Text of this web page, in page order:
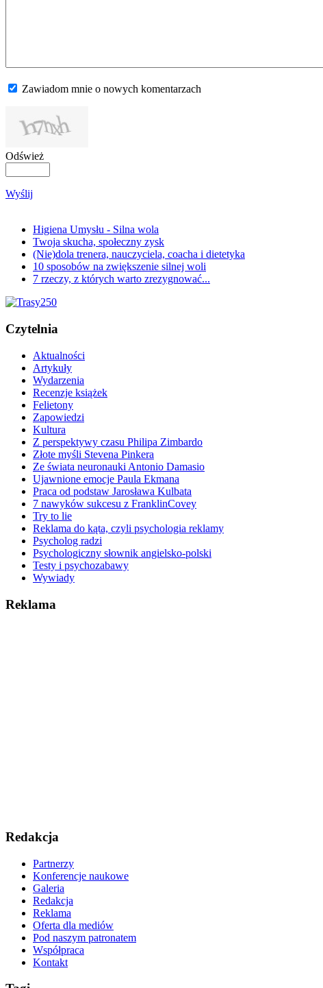
Zawiadom mnie o nowych komentarzach
Odśwież
Wyślij
Higiena Umysłu - Silna wola
Twoja skucha, społeczny zysk
(Nie)dola trenera, nauczyciela, coacha i dietetyka
10 sposobów na zwiększenie silnej woli
7 rzeczy, z których warto zrezygnować...
Czytelnia
Aktualności
Artykuły
Wydarzenia
Recenzje książek
Felietony
Zapowiedzi
Kultura
Z perspektywy czasu Philipa Zimbardo
Złote myśli Stevena Pinkera
Ze świata neuronauki Antonio Damasio
Ujawnione emocje Paula Ekmana
Praca od podstaw Jarosława Kulbata
7 nawyków sukcesu z FranklinCovey
Try to lie
Reklama do kąta, czyli psychologia reklamy
Psycholog radzi
Psychologiczny słownik angielsko-polski
Testy i psychozabawy
Wywiady
Reklama
Redakcja
Partnerzy
Konferencje naukowe
Galeria
Redakcja
Reklama
Oferta dla mediów
Pod naszym patronatem
Współpraca
Kontakt